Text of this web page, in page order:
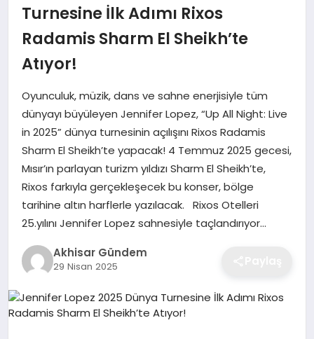
TEKNOLOJI
YAŞAM
Turnesine İlk Adımı Rixos
Radamis Sharm El Sheikh’te
Atıyor!
Oyunculuk, müzik, dans ve sahne enerjisiyle tüm
dünyayı büyüleyen Jennifer Lopez, “Up All Night: Live
in 2025” dünya turnesinin açılışını Rixos Radamis
Sharm El Sheikh’te yapacak! 4 Temmuz 2025 gecesi,
Mısır’ın parlayan turizm yıldızı Sharm El Sheikh’te,
Rixos farkıyla gerçekleşecek bu konser, bölge
tarihine altın harflerle yazılacak. Rixos Otelleri
25.yılını Jennifer Lopez sahnesiyle taçlandırıyor…
Akhisar Gündem
29 Nisan 2025